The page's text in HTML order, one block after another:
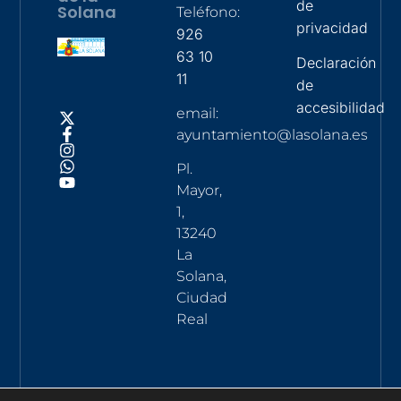
Solana Teléfono:
926
63 10
11
email:
ayuntamiento@lasolana.es
Pl.
Mayor,
1,
13240
La
Solana,
Ciudad
Real
de
privacidad
Declaración
de
accesibilidad